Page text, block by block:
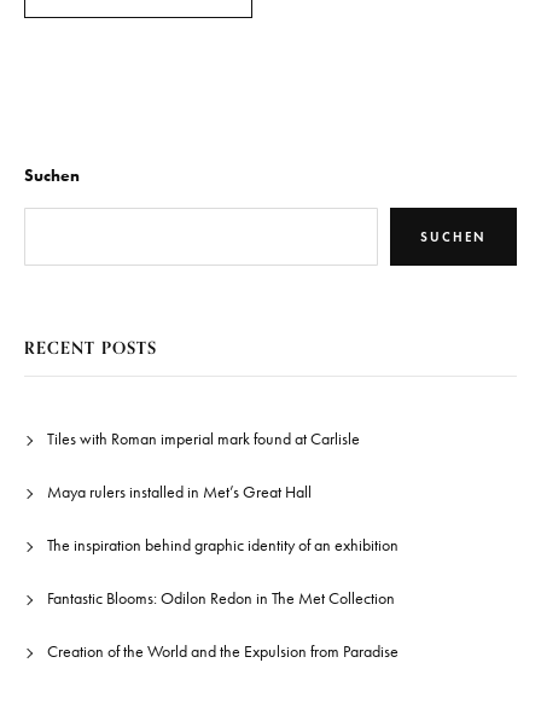
Suchen
SUCHEN
RECENT POSTS
Tiles with Roman imperial mark found at Carlisle
Maya rulers installed in Met’s Great Hall
The inspiration behind graphic identity of an exhibition
Fantastic Blooms: Odilon Redon in The Met Collection
Creation of the World and the Expulsion from Paradise